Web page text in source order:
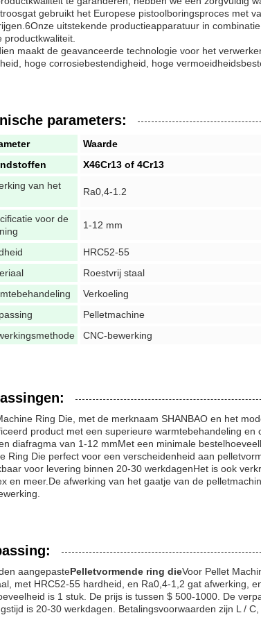
gebruikt het Europese pistoolboringsproces met
uitstekende productieapparatuur in
productkwaliteit.
maakt de geavanceerde technologie voor het
hoge corrosiebestendigheid, hoge
parameters:
Waarde
X46Cr13 of 4Cr13
van het
Ra0,4-1.2
voor de
1-12 mm
HRC52-55
Roestvrij staal
Verkoeling
Pelletmachine
CNC-bewerking
Ring Die, met de merknaam SHANBAO en het
product met een superieure warmtebehandeling
diafragma van 1-12 mmMet een minimale
Ring Die perfect voor een verscheidenheid aan
voor levering binnen 20-30 werkdagenHet is ook
en meer.De afwerking van het gaatje van de
aangepastePelletvormende ring dieVoor Pellet
met HRC52-55 hardheid, en Ra0,4-1,2 gat afwerking,
is 1 stuk. De prijs is tussen $ 500-1000. De
is 20-30 werkdagen. Betalingsvoorwaarden zijn L /